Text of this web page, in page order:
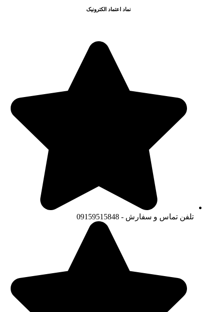
نماد اعتماد الکترونیک
تلفن تماس و سفارش - 09159515848